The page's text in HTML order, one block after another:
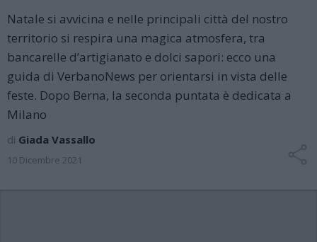
Natale si avvicina e nelle principali città del nostro
territorio si respira una magica atmosfera, tra
bancarelle d’artigianato e dolci sapori: ecco una
guida di VerbanoNews per orientarsi in vista delle
feste. Dopo Berna, la seconda puntata è dedicata a
Milano
di Giada Vassallo
10 Dicembre 2021